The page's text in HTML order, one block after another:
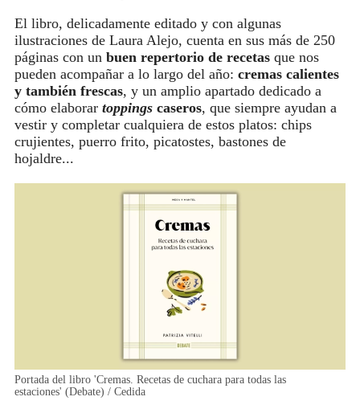
El libro, delicadamente editado y con algunas
ilustraciones de Laura Alejo, cuenta en sus más de 250
páginas con un buen repertorio de recetas que nos
pueden acompañar a lo largo del año: cremas calientes
y también frescas, y un amplio apartado dedicado a
cómo elaborar toppings caseros, que siempre ayudan a
vestir y completar cualquiera de estos platos: chips
crujientes, puerro frito, picatostes, bastones de
hojaldre...
Portada del libro 'Cremas. Recetas de cuchara para todas las
estaciones' (Debate) / Cedida